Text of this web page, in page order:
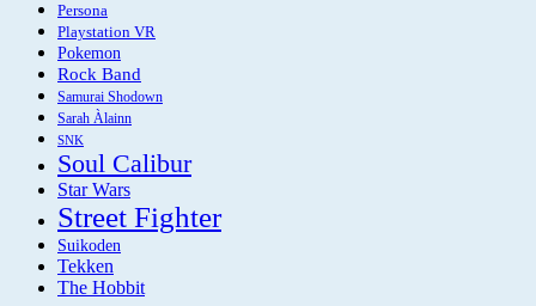
Persona
Playstation VR
Pokemon
Rock Band
Samurai Shodown
Sarah Àlainn
SNK
Soul Calibur
Star Wars
Street Fighter
Suikoden
Tekken
The Hobbit